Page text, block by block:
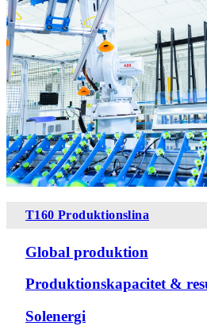
T160 Produktionslina
Global produktion
Produktionskapacitet &
Solenergi